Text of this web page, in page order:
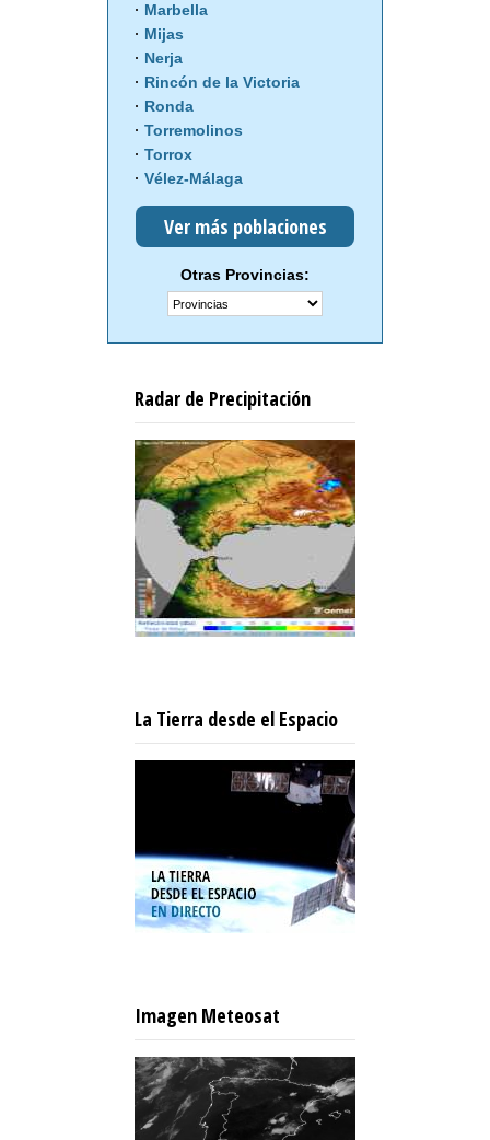
Marbella
Mijas
Nerja
Rincón de la Victoria
Ronda
Torremolinos
Torrox
Vélez-Málaga
Ver más poblaciones
Otras Provincias:
Radar de Precipitación
La Tierra desde el Espacio
Imagen Meteosat